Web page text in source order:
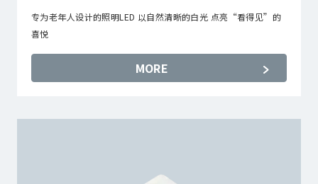
专为老年人设计的照明LED 以自然清晰的白光 点亮“看得见”的
喜悦
MORE